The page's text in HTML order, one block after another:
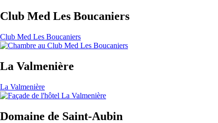
Club Med Les Boucaniers
Club Med Les Boucaniers
La Valmenière
La Valmenière
Domaine de Saint-Aubin